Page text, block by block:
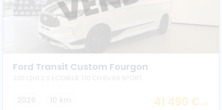
Ford Transit Custom Fourgon
320 L2H1 2.0 ECOBLUE 170 CH BVA8 SPORT
2026 10 km 41 490 € HT